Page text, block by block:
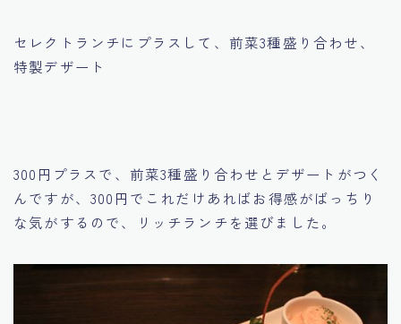
セレクトランチにプラスして、前菜3種盛り合わせ、
特製デザート
300円プラスで、前菜3種盛り合わせとデザートがつく
んですが、300円でこれだけあればお得感がばっちり
な気がするので、リッチランチを選びました。